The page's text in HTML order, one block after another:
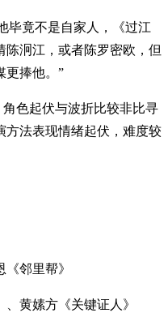
毕竟不是自家人，《过江
陈泂江，或者陈罗密欧，但
更捧他。”
色起伏与波折比较非比寻
方法表现情绪起伏，难度较
邻里帮》
黄嫊方《关键证人》